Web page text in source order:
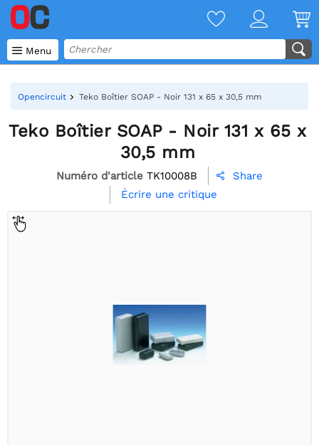
 Menu
Opencircuit Teko Boîtier SOAP - Noir 131 x 65 x 30,5 mm
Teko Boîtier SOAP - Noir 131 x 65 x
30,5 mm
Numéro d'article TK10008B 
Share
Écrire une critique